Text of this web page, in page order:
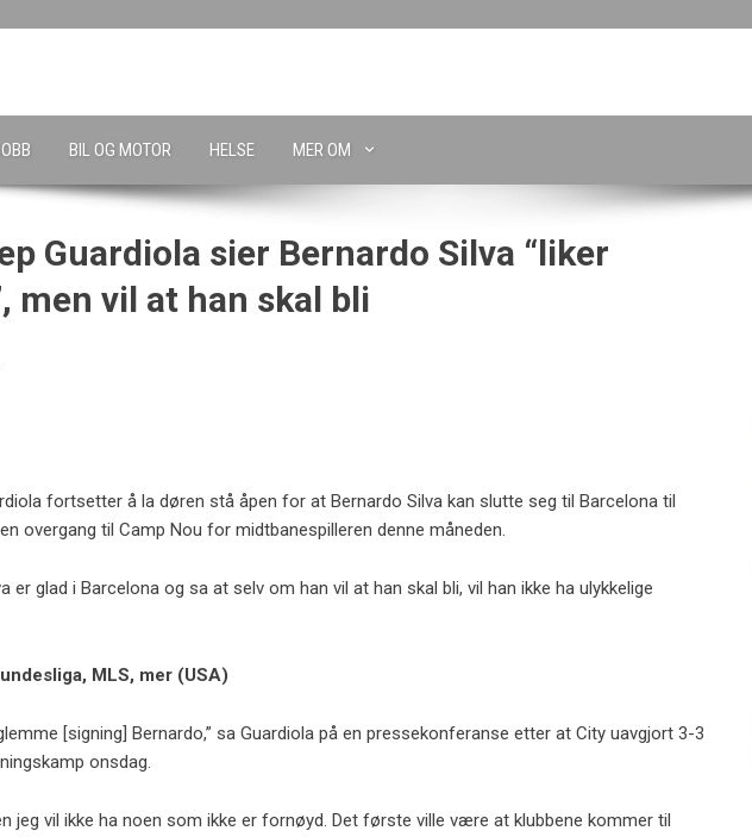
BIL OG MOTOR HELSE MER OM
Guardiola sier Bernardo Silva “liker
men vil at han skal bli
fortsetter å la døren stå åpen for at Bernardo Silva kan slutte seg til Barcelona til
overgang til Camp Nou for midtbanespilleren denne måneden.
er glad i Barcelona og sa at selv om han vil at han skal bli, vil han ikke ha ulykkelige
MLS, mer (USA)
[signing] Bernardo,” sa Guardiola på en pressekonferanse etter at City uavgjort 3-3
onsdag.
jeg vil ikke ha noen som ikke er fornøyd. Det første ville være at klubbene kommer til